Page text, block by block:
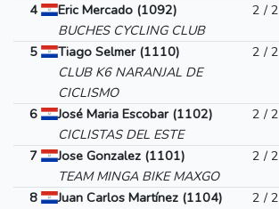
4
Eric Mercado (1092)
BUCHES CYCLING CLUB
2 / 2
5
Tiago Selmer (1110)
CLUB K6 NARANJAL DE
CICLISMO
2 / 2
6
José Maria Escobar (1102)
CICLISTAS DEL ESTE
2 / 2
7
Jose Gonzalez (1101)
TEAM MINGA BIKE MAXGO
2 / 2
8
Juan Carlos Martínez (1104)
2 / 2